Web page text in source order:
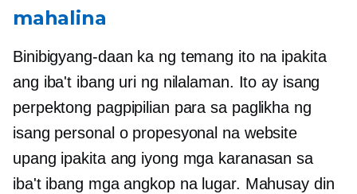
mahalina
Binibigyang-daan ka ng temang ito na ipakita
ang iba't ibang uri ng nilalaman. Ito ay isang
perpektong pagpipilian para sa paglikha ng
isang personal o propesyonal na website
upang ipakita ang iyong mga karanasan sa
iba't ibang mga angkop na lugar. Mahusay din